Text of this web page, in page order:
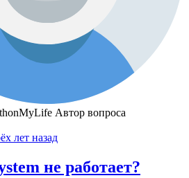
Автор вопроса
лет назад
не работает?